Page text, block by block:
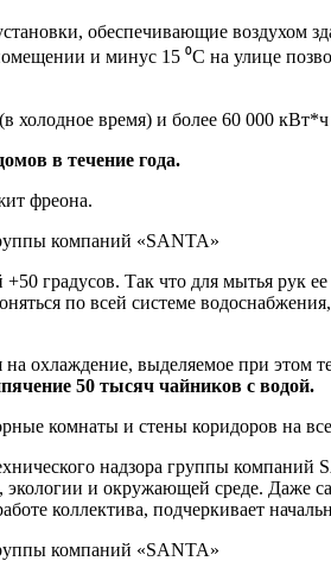
обеспечивающие воздухом
и минус 15 ⁰С на улице
холодное время) и более 60 000
в течение года.
фреона.
+50 градусов. Так что для мытья
по всей системе
охлаждение, выделяемое при этом
50 тысяч чайников с водой.
комнаты и стены коридоров на
надзора группы компаний
и окружающей среде. Даже
коллектива, подчеркивает